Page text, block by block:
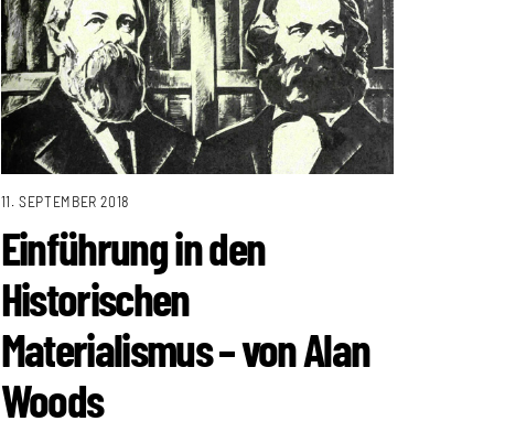
11. SEPTEMBER 2018
Einführung in den
Historischen
Materialismus – von Alan
Woods